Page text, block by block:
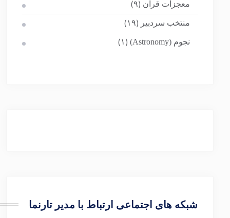
معجزات قرآن (۹)
منتخب سردبیر (۱۹)
نجوم (Astronomy) (۱)
شبکه های اجتماعی ارتباط با مدیر تارنما